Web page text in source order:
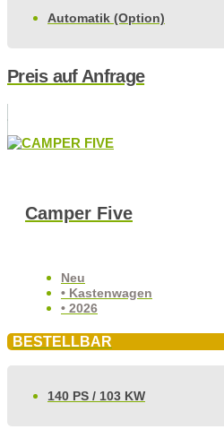
Automatik (Option)
Preis auf Anfrage
Camper Five
Neu
• Kastenwagen
• 2026
BESTELLBAR
140 PS / 103 KW